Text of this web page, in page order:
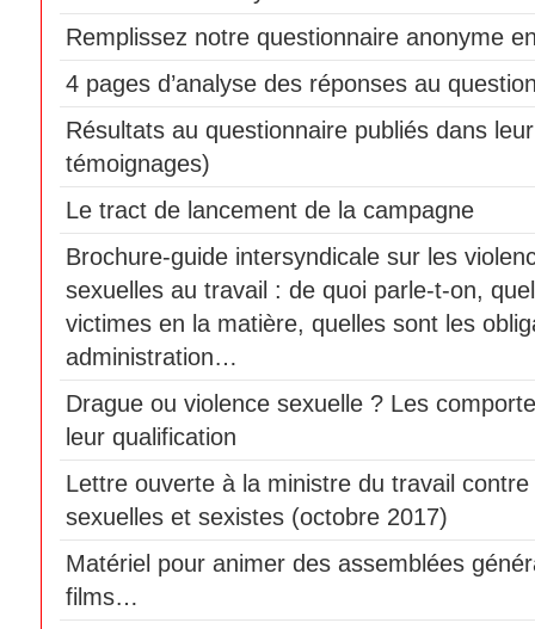
Remplissez notre questionnaire anonyme
4 pages d’analyse des réponses au
Résultats au questionnaire publiés dans
témoignages)
Le tract de lancement de la campagne
Brochure-guide intersyndicale sur les
sexuelles au travail : de quoi parle-t-on,
victimes en la matière, quelles sont les
administration…
Drague ou violence sexuelle ? Les
leur qualification
Lettre ouverte à la ministre du travail contre
sexuelles et sexistes (octobre 2017)
Matériel pour animer des assemblées
films…